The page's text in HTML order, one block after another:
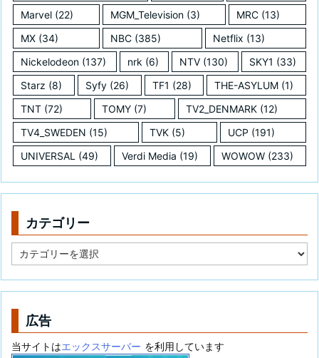
Marvel (22) MGM_Television(3) MRC (13)
MX (34) NBC (385) Netflix (13)
Nickelodeon (137) nrk (6) NTV (130) SKY1 (33)
Starz (8) Syfy(26) TF1 (28) THE-ASYLUM (1)
TNT (72) TOMY (7) TV2_DENMARK (12)
TV4_SWEDEN (15) TVK (5) UCP (191)
UNIVERSAL (49) Verdi Media (19) WOWOW (233)
カテゴリー
テ
リ
広告
当サイトはエックスサーバー を利用しています